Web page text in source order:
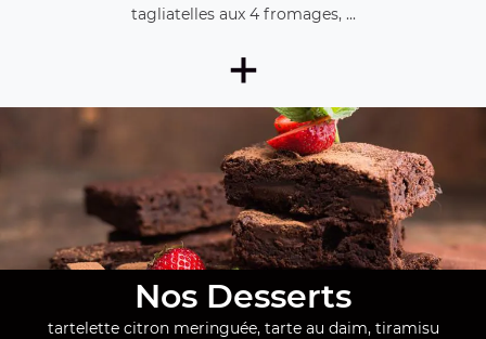
tagliatelles aux 4 fromages, ...
+
Nos Desserts
tartelette citron meringuée, tarte au daim, tiramisu